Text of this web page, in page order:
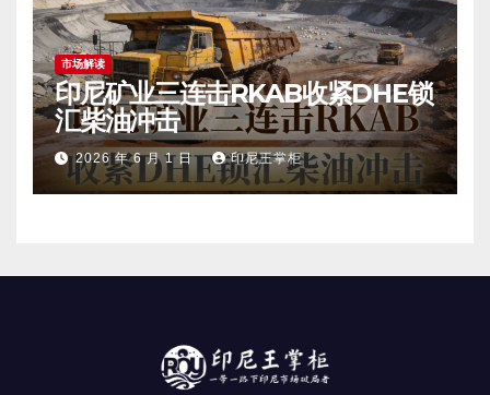
市场解读
印尼矿业三连击RKAB收紧DHE锁
汇柴油冲击
2026 年 6 月 1 日 印尼王掌柜